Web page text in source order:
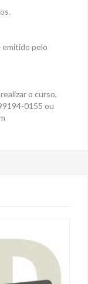
pelo
o curso,
0155 ou